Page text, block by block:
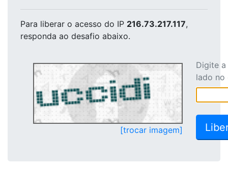
Para liberar o acesso do IP 216.73.217.117,
responda ao desafio abaixo.
[trocar imagem]
Digite
lado no